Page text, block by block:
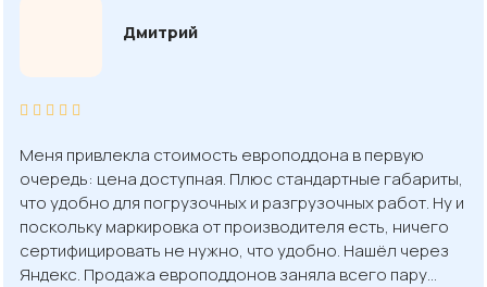
Дмитрий
Меня привлекла стоимость европоддона в первую
очередь: цена доступная. Плюс стандартные габариты,
что удобно для погрузочных и разгрузочных работ. Ну и
поскольку маркировка от производителя есть, ничего
сертифицировать не нужно, что удобно. Нашёл через
Яндекс. Продажа европоддонов заняла всего пару…